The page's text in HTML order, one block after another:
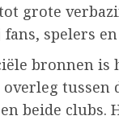
grote
spelers
bronnen is
tussen
beide clubs.